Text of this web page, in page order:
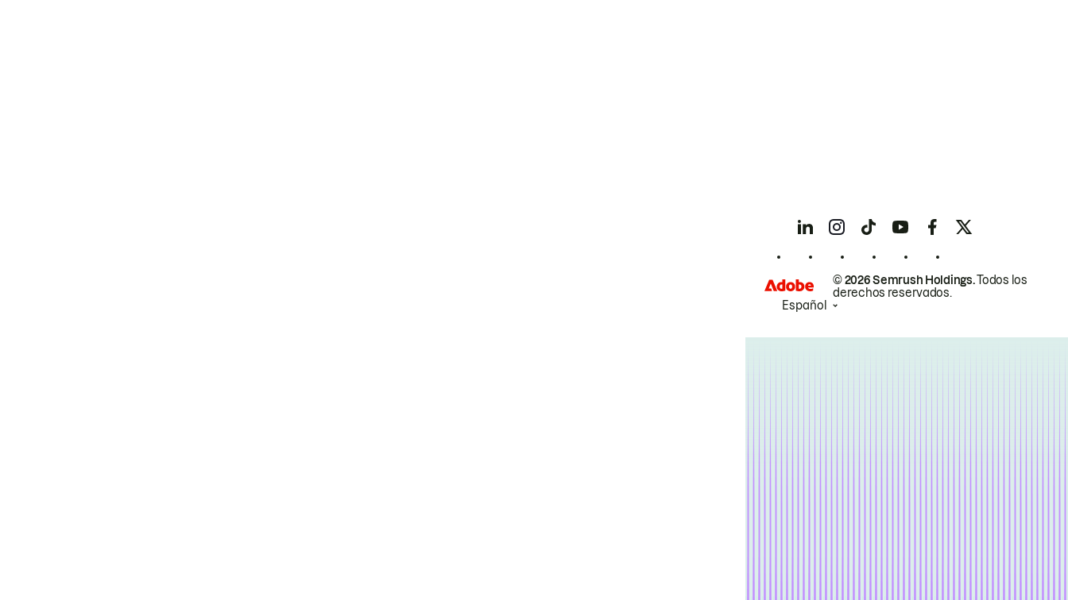
© 2026 Semrush Holdings.Todos los
derechos reservados.
Español